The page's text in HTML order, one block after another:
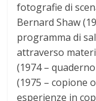
fotografie di
Bernard Shaw
programma di
attraverso
(1974 –
(1975 – copione
esperienze in